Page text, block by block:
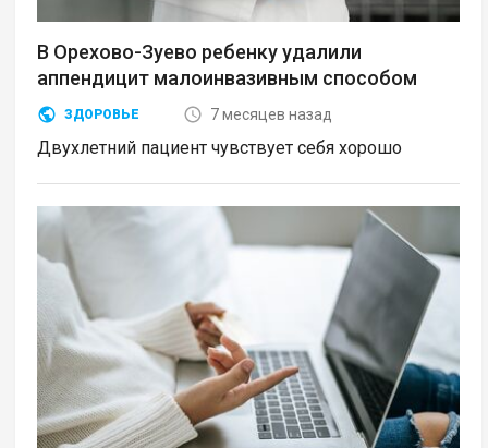
В Орехово-Зуево ребенку удалили
аппендицит малоинвазивным способом
ЗДОРОВЬЕ 7 месяцев назад
Двухлетний пациент чувствует себя хорошо